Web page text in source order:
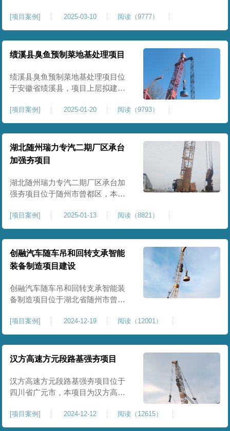
形成，回填完成，强夯施工一次，
极大考验我司与土方单位交叉施工
能力。每标段强夯施工完成，现场
工程师组织三方验收一次，确认工
施工质量，确保工程整体质量。在
施工过程中我司严格按照设计规范
[项目案例] 2025-03-10 阅读（9777）
绩溪县臭鱼预制菜地基处理项目
绩溪县臭鱼预制菜地基处理项目位
于安徽省绩溪县，项目上层拟建生
米。本项目场地后续使用要求较
高，设计拟采用大夯击能进行场地
地基加固处理，我司配备FW5000A
大型强夯机一台，并配备28m龙门架
一幅辅助高能级强夯施工，配备
85T，直径为2m，高度为2.2m的柱
锤一个，柱锤接地面积更小，强夯
穿透
[项目案例] 2025-01-20 阅读（9793）
湖北随州瑞力专汽二期厂区承台
加强夯项目
湖北随州瑞力专汽二期厂区承台加
强夯项目位于随州市曾都区，本项
要求采用强夯置换工艺进行加固处
理，要求经处理深度不小于8米，地
基承载力不小于180Kpa，该项目场
地周边已有建筑物，且本项目采用
夯击能较大，夯击次数较多，为确
保场地临近建筑物安全性，我司在
临近建筑物的场地界限开挖减震沟
[项目案例] 2025-01-13 阅读（8821）
创融汽车随车吊和回转支承智能
装备制造项目建设
创融汽车随车吊和回转支承智能装
备制造项目位于湖北省随州市曾都
套设置，本次对主要对项目生产车
间区域进行强夯施工，面积约为
20000平方米，要求经强夯后地基承
载力不低于140Kpa。康尚强夯公司
场，设备型号为ZRYG3500C，施工
作业人员按照设计严格施工。
[项目案例] 2024-12-19 阅读（12001）
汉方高速方元段路基强夯项目
汉方高速方元段路基强夯项目位于
四川省广元市，本项目为汉方高速
240000平方米，施工周期长，待路
基回填达到设计标高后，强夯施工
[项目案例] 2024-12-12 阅读（12615）